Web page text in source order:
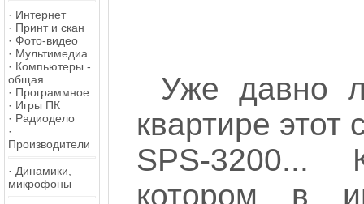
· Интернет
· Принт и скан
· Фото-видео
· Мультимедиа
· Компьютеры -
общая
· Программное
· Игры ПК
· Радиодело
·
Производители
· Динамики,
микрофоны
Уже давно
квартире
SPS-3200...
котором в